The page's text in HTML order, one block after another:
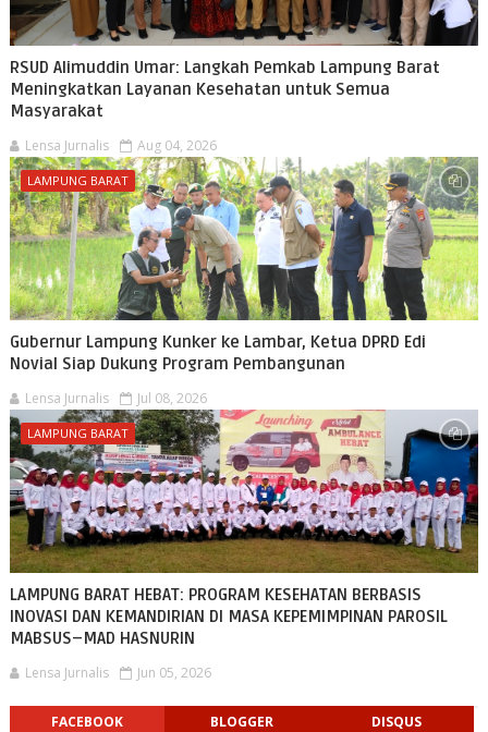
RSUD Alimuddin Umar: Langkah Pemkab Lampung Barat
Meningkatkan Layanan Kesehatan untuk Semua
Masyarakat
Lensa Jurnalis Aug 04, 2026
LAMPUNG BARAT
Gubernur Lampung Kunker ke Lambar, Ketua DPRD Edi
Novial Siap Dukung Program Pembangunan
Lensa Jurnalis Jul 08, 2026
LAMPUNG BARAT
LAMPUNG BARAT HEBAT: PROGRAM KESEHATAN BERBASIS
INOVASI DAN KEMANDIRIAN DI MASA KEPEMIMPINAN PAROSIL
MABSUS–MAD HASNURIN
Lensa Jurnalis Jun 05, 2026
FACEBOOK BLOGGER DISQUS